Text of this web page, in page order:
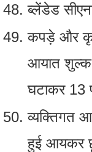
ब्‍लेंडेड
कपड़े और
आयात शुल्क
घटाकर 13
व्‍यक्तिगत
हुई आयकर